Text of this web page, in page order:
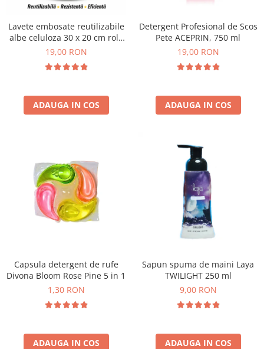
Sampon
Sare de baie
Servetele Umede
Lavete embosate reutilizabile
albe celuloza 30 x 20 cm rola
50 bucati
19,00 RON
ADAUGA IN COS
Detergent Profesional de Scos
Pete ACEPRIN, 750 ml
19,00 RON
ADAUGA IN COS
Capsula detergent de rufe
Divona Bloom Rose Pine 5 in 1
1,30 RON
ADAUGA IN COS
Sapun spuma de maini Laya
TWILIGHT 250 ml
9,00 RON
ADAUGA IN COS